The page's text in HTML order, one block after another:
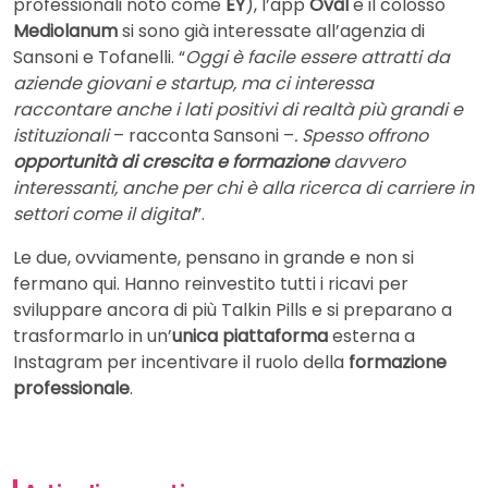
Mediolanumsi sono già interessate all’agenzia di
Sansoni e Tofanelli. “Oggi è facile essere attratti da
aziende giovani e startup, ma ci interessa
raccontare anche i lati positivi di realtà più grandi e
istituzionali– racconta Sansoni –. Spesso offrono
opportunità di crescita e formazionedavvero
interessanti, anche per chi è alla ricerca di carriere in
settori come il digital”.
Le due, ovviamente, pensano in grande e non si
fermano qui. Hanno reinvestito tutti i ricavi per
sviluppare ancora di più Talkin Pills e si preparano a
trasformarlo in un’unica piattaformaesterna a
Instagram per incentivare il ruolo della formazione
professionale.